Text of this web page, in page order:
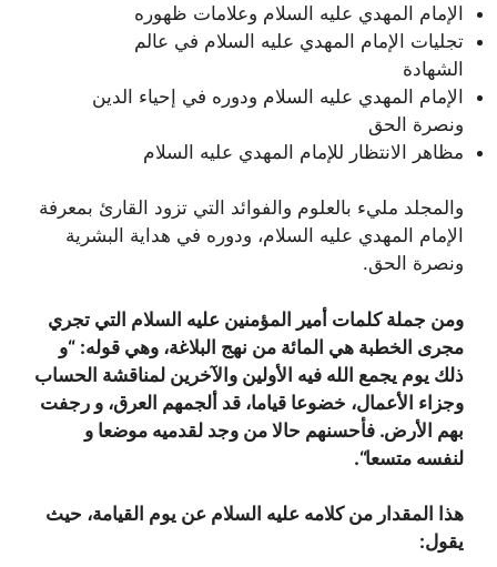
الإمام المهدي عليه السلام وعلامات ظهوره
تجليات الإمام المهدي عليه السلام في عالم
الشهادة
الإمام المهدي عليه السلام ودوره في إحياء الدين
ونصرة الحق
مظاهر الانتظار للإمام المهدي عليه السلام
والمجلد مليء بالعلوم والفوائد التي تزود القارئ بمعرفة
الإمام المهدي عليه السلام، ودوره في هداية البشرية
ونصرة الحق.
ومن جملة كلمات أمير المؤمنين عليه السلام التي تجري
مجرى الخطبة هي المائة من نهج البلاغة، وهي قوله: “و
ذلك يوم يجمع الله فيه الأولين والآخرين لمناقشة الحساب
وجزاء الأعمال، خضوعا قياما، قد ألجمهم العرق، و رجفت
بهم الأرض. فأحسنهم حالا من وجد لقدميه موضعا و
لنفسه متسعا“.
هذا المقدار من كلامه عليه السلام عن يوم القيامة، حيث
يقول: